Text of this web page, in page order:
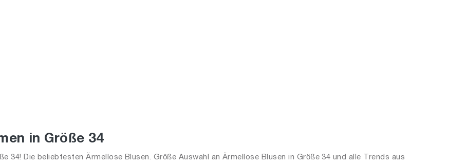
in Größe 34
34! Die beliebtesten Ärmellose Blusen. Größe Auswahl an Ärmellose Blusen in Größe 34 und alle Trends aus